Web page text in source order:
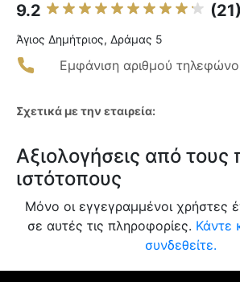
9.2 (21)
Άγιος Δημήτριος, Δράμας 5
Εμφάνιση αριθμού
Σχετικά με την εταιρεία:
Αξιολογήσεις από
ιστότοπους
Μόνο οι εγγεγραμμένοι χρήστες
σε αυτές τις πληροφορίες. Κάντε
συνδεθείτε.